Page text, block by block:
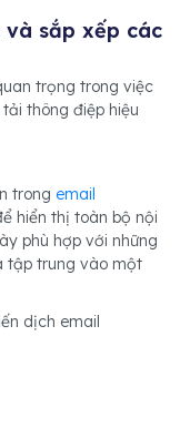
sắp xếp các
trọng trong việc
thông điệp hiệu
trong email
hiển thị toàn bộ nội
phù hợp với những
tập trung vào một
dịch email